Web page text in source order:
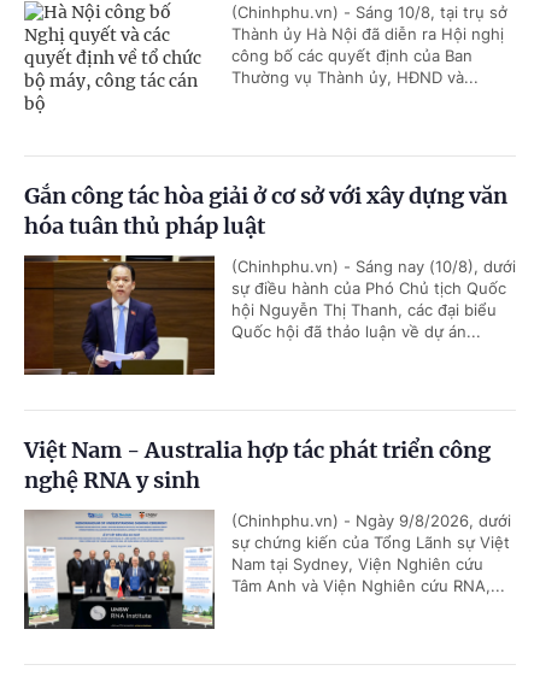
(Chinhphu.vn) - Sáng 10/8, tại trụ sở
Thành ủy Hà Nội đã diễn ra Hội nghị
công bố các quyết định của Ban
Thường vụ Thành ủy, HĐND và...
Gắn công tác hòa giải ở cơ sở với xây dựng văn
hóa tuân thủ pháp luật
(Chinhphu.vn) - Sáng nay (10/8), dưới
sự điều hành của Phó Chủ tịch Quốc
hội Nguyễn Thị Thanh, các đại biểu
Quốc hội đã thảo luận về dự án...
Việt Nam - Australia hợp tác phát triển công
nghệ RNA y sinh
(Chinhphu.vn) - Ngày 9/8/2026, dưới
sự chứng kiến của Tổng Lãnh sự Việt
Nam tại Sydney, Viện Nghiên cứu
Tâm Anh và Viện Nghiên cứu RNA,...